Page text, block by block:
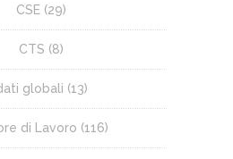
CSE (29)
CTS (8)
globali (13)
di Lavoro (116)